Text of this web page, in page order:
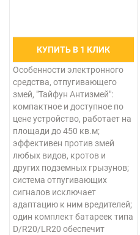
КУПИТЬ В 1 КЛИК
Особенности электронного
средства, отпугивающего
змей, "Тайфун Антизмей":
компактное и доступное по
цене устройство, работает на
площади до 450 кв.м;
эффективен против змей
любых видов, кротов и
других подземных грызунов;
система отпугивающих
сигналов исключает
адаптацию к ним вредителей;
один комплект батареек типа
D/R20/LR20 обеспечит